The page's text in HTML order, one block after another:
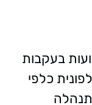
בעקבות
כלפי